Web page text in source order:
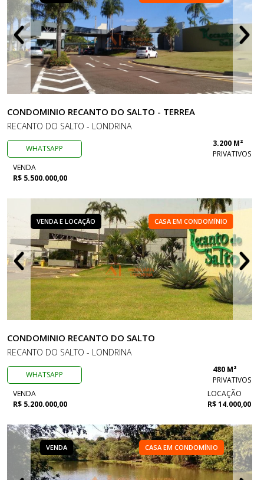
CONDOMINIO RECANTO DO SALTO - TERREA
RECANTO DO SALTO - LONDRINA
WHATSAPP
3.200 M²
PRIVATIVOS
VENDA
R$ 5.500.000,00
VENDA E LOCAÇÃO CASA EM CONDOMÍNIO
CONDOMINIO RECANTO DO SALTO
RECANTO DO SALTO - LONDRINA
WHATSAPP
480 M²
PRIVATIVOS
VENDA
R$ 5.200.000,00
LOCAÇÃO
R$ 14.000,00
VENDA CASA EM CONDOMÍNIO